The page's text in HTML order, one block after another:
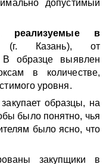
допустимый
реализуемые в
Казань), от
В образце выявлен
в количестве,
уровня.
образцы, на
было понятно, чья
было ясно, что
закупщики в